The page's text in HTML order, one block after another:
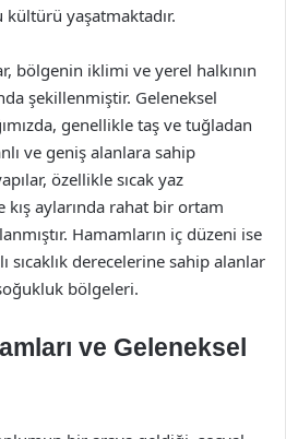
yaşatmaktadır.
bölgenin iklimi ve yerel halkının
şekillenmiştir. Geleneksel
genellikle taş ve tuğladan
ve geniş alanlara sahip
özellikle sıcak yaz
aylarında rahat bir ortam
Hamamların iç düzeni ise
sıcaklık derecelerine sahip alanlar
soğukluk bölgeleri.
ve Geleneksel